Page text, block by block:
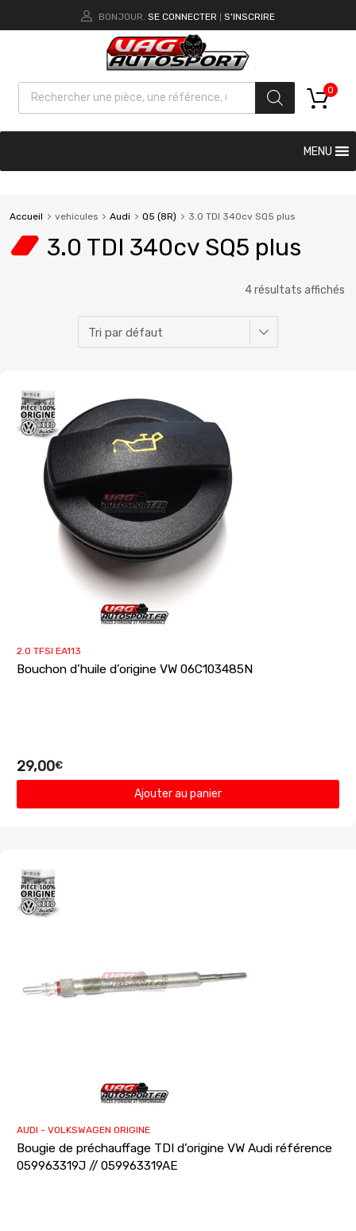
BONJOUR. SE CONNECTER S'INSCRIRE
0
MENU
Accueil vehicules Audi Q5 (8R) 3.0 TDI 340cv SQ5 plus
3.0 TDI 340cv SQ5 plus
4 résultats affichés
2.0 TFSI EA113
Bouchon d’huile d’origine VW 06C103485N
29,00€
Ajouter au panier
AUDI - VOLKSWAGEN ORIGINE
Bougie de préchauffage TDI d’origine VW Audi référence
059963319J // 059963319AE